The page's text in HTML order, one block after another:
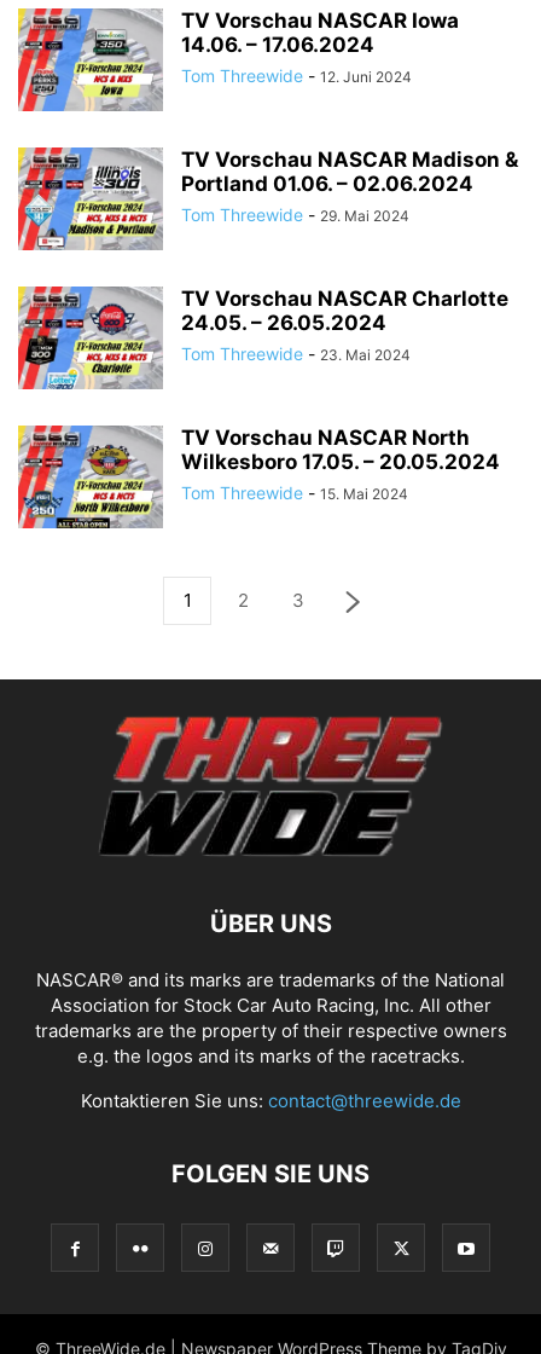
TV Vorschau NASCAR Iowa
14.06. – 17.06.2024
Tom Threewide - 12. Juni 2024
TV Vorschau NASCAR Madison &
Portland 01.06. – 02.06.2024
Tom Threewide - 29. Mai 2024
TV Vorschau NASCAR Charlotte
24.05. – 26.05.2024
Tom Threewide - 23. Mai 2024
TV Vorschau NASCAR North
Wilkesboro 17.05. – 20.05.2024
Tom Threewide - 15. Mai 2024
1 2 3
ÜBER UNS
NASCAR® and its marks are trademarks of the National
Association for Stock Car Auto Racing, Inc. All other
trademarks are the property of their respective owners
e.g. the logos and its marks of the racetracks.
Kontaktieren Sie uns: contact@threewide.de
FOLGEN SIE UNS
© ThreeWide.de | Newspaper WordPress Theme by TagDiv